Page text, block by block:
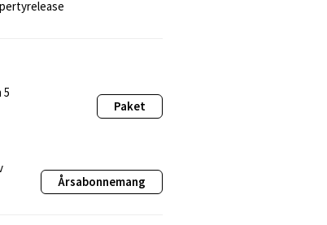
5
Paket
Årsabonnemang